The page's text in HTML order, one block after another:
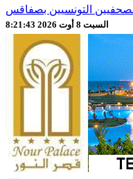
التونسيين بصفاقس
السبت 8 أوت 2026 8:21:45